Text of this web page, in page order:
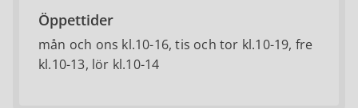
Öppettider
mån och ons kl.10-16, tis och tor kl.10-19, fre
kl.10-13, lör kl.10-14